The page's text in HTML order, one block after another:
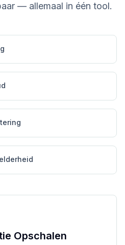
— allemaal in één tool.
Opschalen